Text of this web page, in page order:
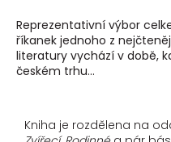
Reprezentativní výbor
říkanek jednoho z
literatury vychází v době,
českém trhu...
Kniha je rozdělena na